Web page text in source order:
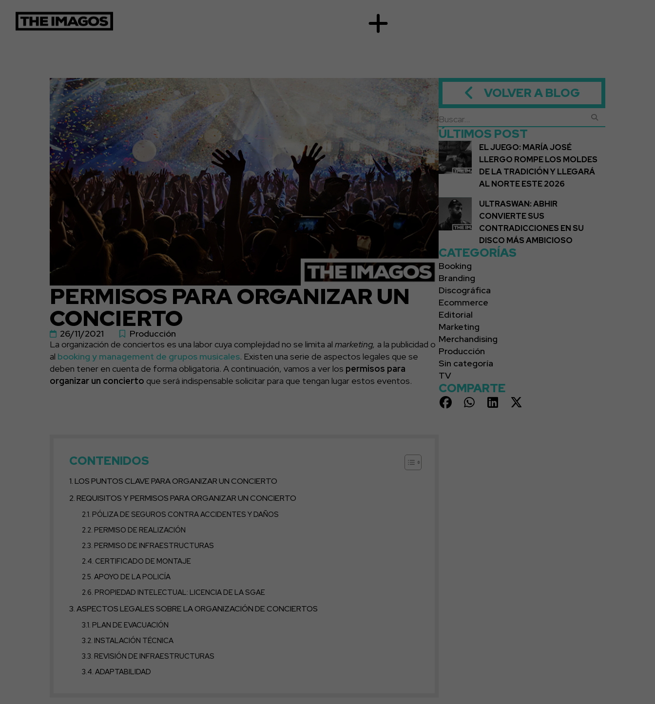
PERMISOS PARA ORGANIZAR UN
CONCIERTO
26/11/2021
Producción
La organización de conciertos es una labor cuya complejidad no se limita al marketing, a la publicidad o
al booking y management de grupos musicales. Existen una serie de aspectos legales que se
deben tener en cuenta de forma obligatoria. A continuación, vamos a ver los permisos para
organizar un concierto que será indispensable solicitar para que tengan lugar estos eventos.
CONTENIDOS
LOS PUNTOS CLAVE PARA ORGANIZAR UN CONCIERTO
REQUISITOS Y PERMISOS PARA ORGANIZAR UN CONCIERTO
PÓLIZA DE SEGUROS CONTRA ACCIDENTES Y DAÑOS
PERMISO DE REALIZACIÓN
PERMISO DE INFRAESTRUCTURAS
CERTIFICADO DE MONTAJE
APOYO DE LA POLICÍA
PROPIEDAD INTELECTUAL: LICENCIA DE LA SGAE
ASPECTOS LEGALES SOBRE LA ORGANIZACIÓN DE CONCIERTOS
PLAN DE EVACUACIÓN
INSTALACIÓN TÉCNICA
REVISIÓN DE INFRAESTRUCTURAS
ADAPTABILIDAD
VOLVER A BLOG
ÚLTIMOS POST
EL JUEGO: MARÍA JOSÉ
LLERGO ROMPE LOS MOLDES
DE LA TRADICIÓN Y LLEGARÁ
AL NORTE ESTE 2026
ULTRASWAN: ABHIR
CONVIERTE SUS
CONTRADICCIONES EN SU
DISCO MÁS AMBICIOSO
CATEGORÍAS
Booking
Branding
Discográfica
Ecommerce
Editorial
Marketing
Merchandising
Producción
Sin categoría
TV
COMPARTE